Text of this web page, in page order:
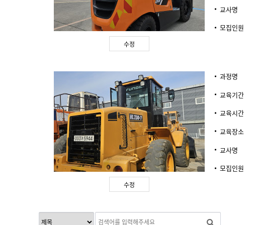
수정
교사명
모집인원
수정
과정명
교육기간
교육시간
교육장소
교사명
모집인원